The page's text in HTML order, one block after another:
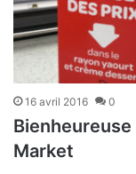
16 avril 2016 0
Market